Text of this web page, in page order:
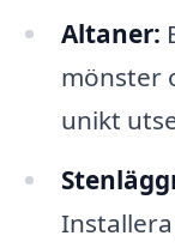
Altaner:
mönster
unikt